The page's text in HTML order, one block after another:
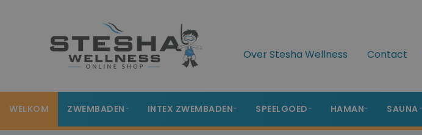
Over Stesha Wellness Contact
WELKOM ZWEMBADEN INTEX ZWEMBADEN SPEELGOED HAMAN SAUNA